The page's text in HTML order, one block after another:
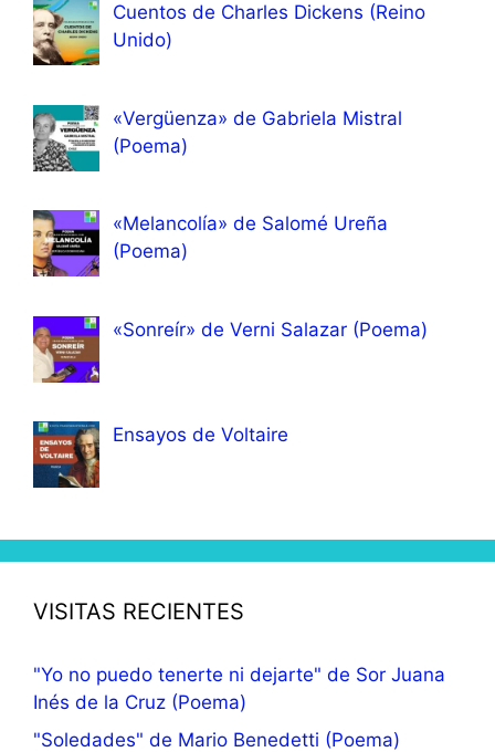
Cuentos de Charles Dickens (Reino
Unido)
«Vergüenza» de Gabriela Mistral
(Poema)
«Melancolía» de Salomé Ureña
(Poema)
«Sonreír» de Verni Salazar (Poema)
Ensayos de Voltaire
VISITAS RECIENTES
"Yo no puedo tenerte ni dejarte" de Sor Juana
Inés de la Cruz (Poema)
"Soledades" de Mario Benedetti (Poema)